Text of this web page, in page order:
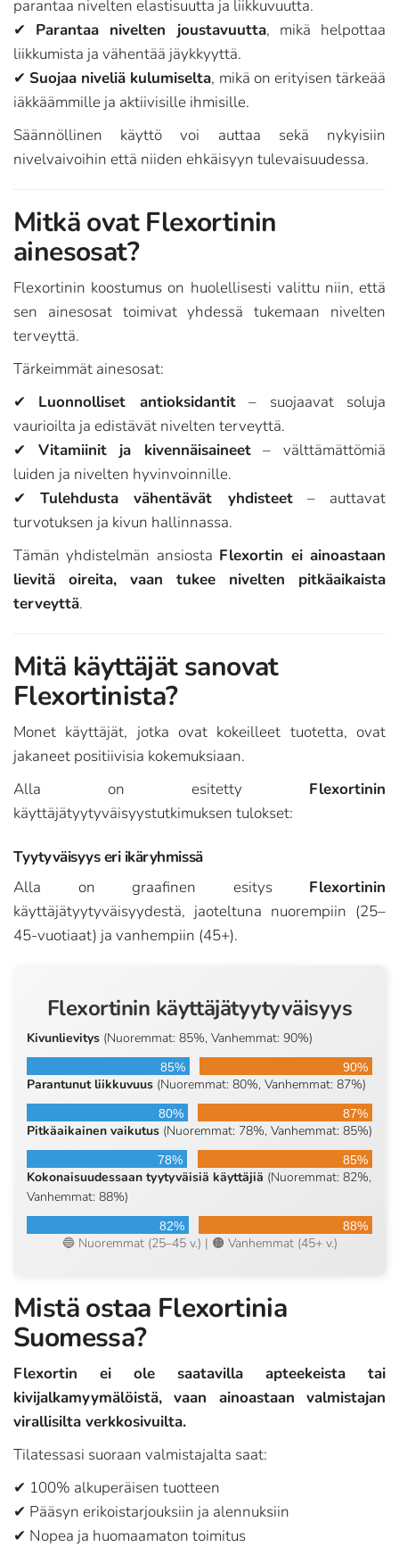
parantaa nivelten elastisuutta ja liikkuvuutta.
✔ Parantaa nivelten joustavuutta, mikä helpottaa
liikkumista ja vähentää jäykkyyttä.
✔ Suojaa niveliä kulumiselta, mikä on erityisen tärkeää
iäkkäämmille ja aktiivisille ihmisille.
Säännöllinen käyttö voi auttaa sekä nykyisiin
nivelvaivoihin että niiden ehkäisyyn tulevaisuudessa.
Mitkä ovat Flexortinin
ainesosat?
Flexortinin koostumus on huolellisesti valittu niin, että
sen ainesosat toimivat yhdessä tukemaan nivelten
terveyttä.
Tärkeimmät ainesosat:
✔ Luonnolliset antioksidantit– suojaavat soluja
vaurioilta ja edistävät nivelten terveyttä.
✔ Vitamiinit ja kivennäisaineet– välttämättömiä
luiden ja nivelten hyvinvoinnille.
✔Tulehdusta vähentävät yhdisteet– auttavat
turvotuksen ja kivun hallinnassa.
Tämän yhdistelmän ansiosta Flexortin ei ainoastaan
lievitä oireita, vaan tukee nivelten pitkäaikaista
terveyttä.
Mitä käyttäjät sanovat
Flexortinista?
Monet käyttäjät, jotka ovat kokeilleet tuotetta, ovat
jakaneet positiivisia kokemuksiaan.
Alla on esitetty Flexortinin
käyttäjätyytyväisyystutkimuksen tulokset:
Tyytyväisyys eri ikäryhmissä
Alla on graafinen esitys Flexortinin
käyttäjätyytyväisyydestä, jaoteltuna nuorempiin (25–
45-vuotiaat) ja vanhempiin (45+).
Flexortinin käyttäjätyytyväisyys
Kivunlievitys (Nuoremmat: 85%, Vanhemmat: 90%)
85% 90%
Parantunut liikkuvuus (Nuoremmat: 80%, Vanhemmat: 87%)
80% 87%
Pitkäaikainen vaikutus (Nuoremmat: 78%, Vanhemmat: 85%)
78% 85%
Kokonaisuudessaan tyytyväisiä käyttäjiä (Nuoremmat: 82%,
Vanhemmat: 88%)
82% 88%
🔵 Nuoremmat (25–45 v.) | 🟠 Vanhemmat (45+ v.)
Mistä ostaa Flexortinia
Suomessa?
Flexortin ei ole saatavilla apteekeista tai
kivijalkamyymälöistä, vaan ainoastaan valmistajan
virallisilta verkkosivuilta.
Tilatessasi suoraan valmistajalta saat:
✔ 100% alkuperäisen tuotteen
✔ Pääsyn erikoistarjouksiin ja alennuksiin
✔ Nopea ja huomaamaton toimitus